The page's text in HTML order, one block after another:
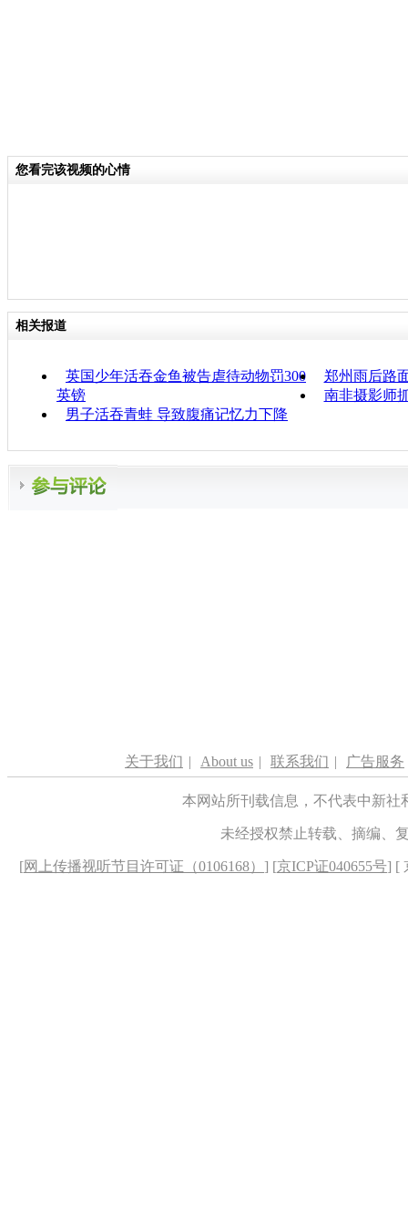
您看完该视频的心情
相关报道
英国少年活吞金鱼被告虐待动物罚300
英镑
郑州雨后路
南非摄影师
男子活吞青蛙 导致腹痛记忆力下降
关于我们 | About us | 联系我们 | 广告服务
本网站所刊载信息，不代表中新
未经授权禁止转载、摘编、
[网上传播视听节目许可证（0106168） ] [京ICP证040655号] [